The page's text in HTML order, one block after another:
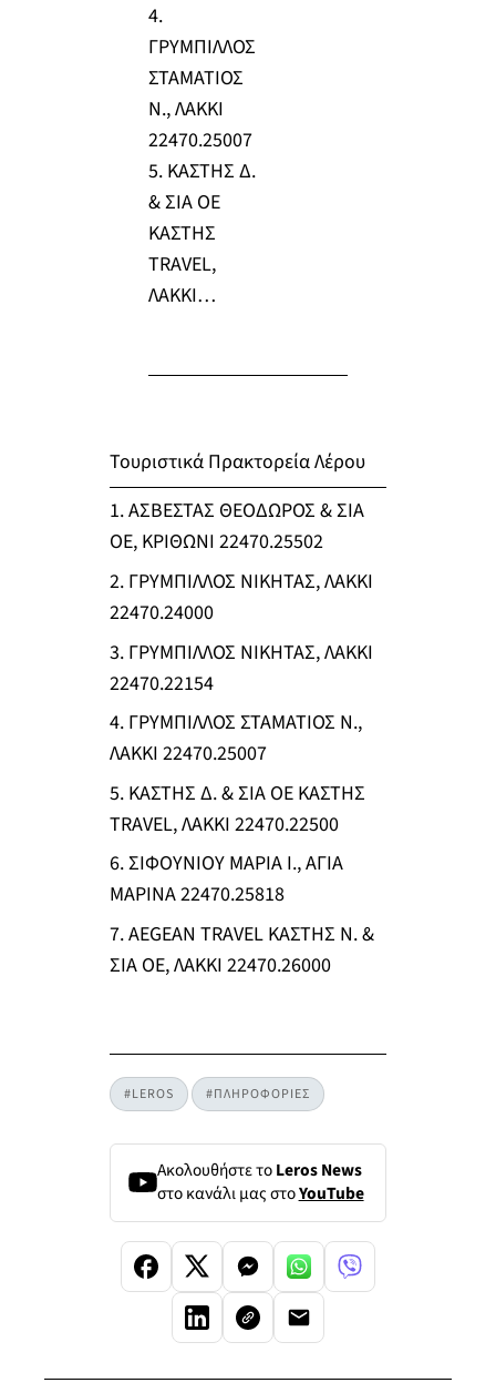
4.
ΓΡΥΜΠΙΛΛΟΣ
ΣΤΑΜΑΤΙΟΣ
Ν., ΛΑΚΚΙ
22470.25007
5. ΚΑΣΤΗΣ Δ.
& ΣΙΑ ΟΕ
ΚΑΣΤΗΣ
TRAVEL,
ΛΑΚΚΙ…
Τουριστικά Πρακτορεία Λέρου
1. ΑΣΒΕΣΤΑΣ ΘΕΟΔΩΡΟΣ & ΣΙΑ
ΟΕ, ΚΡΙΘΩΝΙ 22470.25502
2. ΓΡΥΜΠΙΛΛΟΣ ΝΙΚΗΤΑΣ, ΛΑΚΚΙ
22470.24000
3. ΓΡΥΜΠΙΛΛΟΣ ΝΙΚΗΤΑΣ, ΛΑΚΚΙ
22470.22154
4. ΓΡΥΜΠΙΛΛΟΣ ΣΤΑΜΑΤΙΟΣ Ν.,
ΛΑΚΚΙ 22470.25007
5. ΚΑΣΤΗΣ Δ. & ΣΙΑ ΟΕ ΚΑΣΤΗΣ
TRAVEL, ΛΑΚΚΙ 22470.22500
6. ΣΙΦΟΥΝΙΟΥ ΜΑΡΙΑ Ι., ΑΓΙΑ
ΜΑΡΙΝΑ 22470.25818
7. AEGEAN TRAVEL ΚΑΣΤΗΣ N. &
ΣΙΑ ΟΕ, ΛΑΚΚΙ 22470.26000
#LEROS #ΠΛΗΡΟΦΟΡΙΕΣ
Ακολουθήστε τοLeros News
στο κανάλι μας στοYouTube